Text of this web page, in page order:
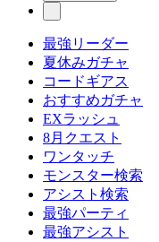
最強リーダー
夏休みガチャ
コードギアス
おすすめガチャ
EXラッシュ
8月クエスト
ワンタッチ
モンスター検索
アシスト検索
最強パーティ
最強アシスト